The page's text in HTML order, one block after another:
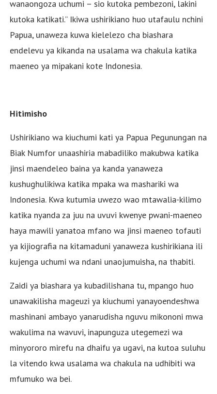
wanaongoza uchumi – sio kutoka pembezoni, lakini
kutoka katikati.” Ikiwa ushirikiano huo utafaulu nchini
Papua, unaweza kuwa kielelezo cha biashara
endelevu ya kikanda na usalama wa chakula katika
maeneo ya mipakani kote Indonesia.
Hitimisho
Ushirikiano wa kiuchumi kati ya Papua Pegunungan na
Biak Numfor unaashiria mabadiliko makubwa katika
jinsi maendeleo baina ya kanda yanaweza
kushughulikiwa katika mpaka wa mashariki wa
Indonesia. Kwa kutumia uwezo wao mtawalia-kilimo
katika nyanda za juu na uvuvi kwenye pwani-maeneo
haya mawili yanatoa mfano wa jinsi maeneo tofauti
ya kijiografia na kitamaduni yanaweza kushirikiana ili
kujenga uchumi wa ndani unaojumuisha, na thabiti.
Zaidi ya biashara ya kubadilishana tu, mpango huo
unawakilisha mageuzi ya kiuchumi yanayoendeshwa
mashinani ambayo yanarudisha nguvu mikononi mwa
wakulima na wavuvi, inapunguza utegemezi wa
minyororo mirefu na dhaifu ya ugavi, na kutoa suluhu
la vitendo kwa usalama wa chakula na udhibiti wa
mfumuko wa bei.